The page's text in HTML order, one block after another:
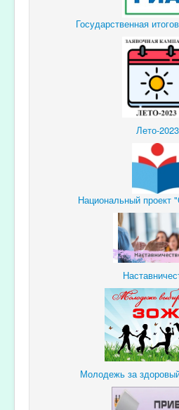
Государственная
Лето-2023
Национальный проект
Молодежь за